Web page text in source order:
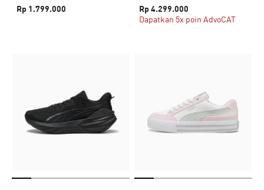
Rp 1.799.000
Rp 4.299.000
Dapatkan 5x poin AdvoCAT